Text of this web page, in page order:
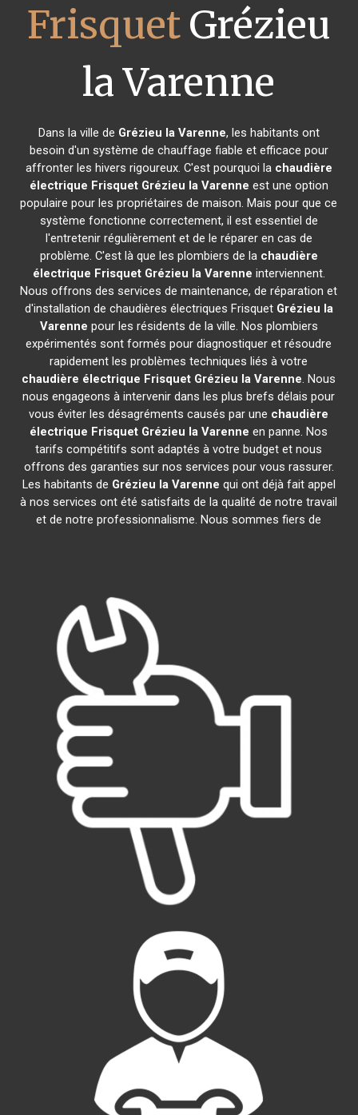
FrisquetGrézieu
la Varenne
Dans la ville de Grézieu la Varenne, les habitants ont
besoin d'un système de chauffage fiable et efficace pour
affronter les hivers rigoureux. C'est pourquoi la chaudière
électrique Frisquet Grézieu la Varenne est une option
populaire pour les propriétaires de maison. Mais pour que ce
système fonctionne correctement, il est essentiel de
l'entretenir régulièrement et de le réparer en cas de
problème. C'est là que les plombiers de la chaudière
électrique Frisquet Grézieu la Varenne interviennent.
Nous offrons des services de maintenance, de réparation et
d'installation de chaudières électriques Frisquet Grézieu la
Varenne pour les résidents de la ville. Nos plombiers
expérimentés sont formés pour diagnostiquer et résoudre
rapidement les problèmes techniques liés à votre
chaudière électrique Frisquet Grézieu la Varenne. Nous
nous engageons à intervenir dans les plus brefs délais pour
vous éviter les désagréments causés par une chaudière
électrique Frisquet Grézieu la Varenne en panne. Nos
tarifs compétitifs sont adaptés à votre budget et nous
offrons des garanties sur nos services pour vous rassurer.
Les habitants de Grézieu la Varenne qui ont déjà fait appel
à nos services ont été satisfaits de la qualité de notre travail
et de notre professionnalisme. Nous sommes fiers de